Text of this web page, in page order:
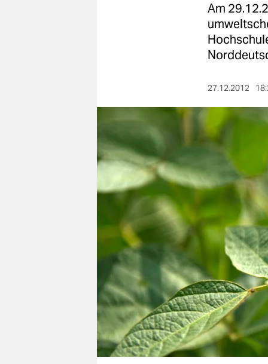
nord
wahrheit
verlag
veranstaltungen
shop
fragen & hilfe
unterstützen
abo
genossenschaft
Am
27.12.2012